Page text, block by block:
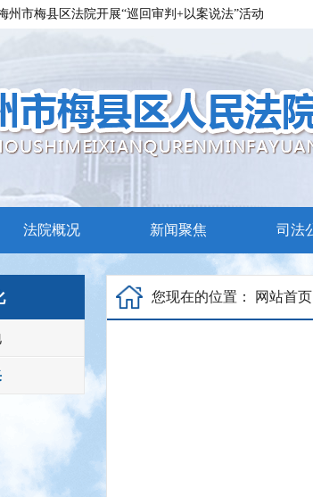
州市梅县区法院开展“巡回审判+以案说法”活动
法院概况 新闻聚焦 司法
您现在的位置： 网站首页